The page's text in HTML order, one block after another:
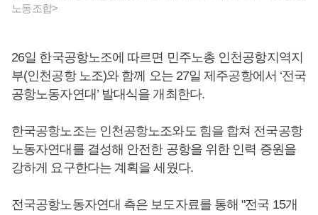
노동조합>
26일 한국공항노조에 따르면 민주노총 인천공항지역지
부(인천공항 노조)와 함께 오는 27일 제주공항에서 ‘전국
공항노동자연대’ 발대식을 개최한다.
한국공항노조는 인천공항노조와도 힘을 합쳐 전국공항
노동자연대를 결성해 안전한 공항을 위한 인력 증원을
강하게 요구한다는 계획을 세웠다.
전국공항노동자연대 측은 보도자료를 통해 "전국 15개